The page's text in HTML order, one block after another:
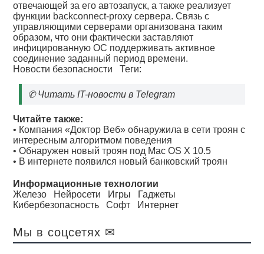
отвечающей за его автозапуск, а также реализует
функции backconnect-proxy сервера. Связь с
управляющими серверами организована таким
образом, что они фактически заставляют
инфицированную ОС поддерживать активное
соединение заданный период времени.
Новости безопасности Теги:
✆Читать IT-новости в Telegram
Читайте также:
• Компания «Доктор Веб» обнаружила в сети троян с
интересным алгоритмом поведения
•Обнаружен новый троян под Mac OS X 10.5
• В интернете появился новый банковский троян
Информационные технологии
Железо
Нейросети Игры
Гаджеты
Кибербезопасность
Софт Интернет
Мы в соцсетях ✉